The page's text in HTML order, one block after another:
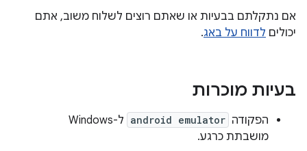
אם נתקלתם בבעיות או שאתם רוצים לשלוח משוב, אתם
יכולים לדווח על באג.
בעיות מוכרות
הפקודה android emulator
ל-Windows
מושבתת כרגע.